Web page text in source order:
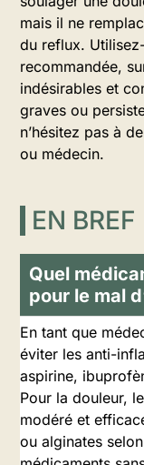
mais il ne
du reflux.
recommandée,
indésirables et
graves ou
n’hésitez pas à
ou médecin.
EN BREF
Quel
pour le mal
En tant que
éviter les anti-
aspirine,
Pour la douleur,
modéré et
ou alginates